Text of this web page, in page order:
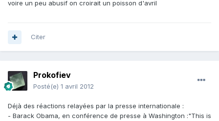
voire un peu abusif on croirait un poisson d'avril
Citer
Prokofiev
Posté(e) 1 avril 2012
Déjà des réactions relayées par la presse internationale :
- Barack Obama, en conférence de presse à Washington :"This is